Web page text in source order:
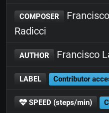
COMPOSER
Radicci
AUTHOR Francisco
LABEL Contributor
SPEED (steps/min)